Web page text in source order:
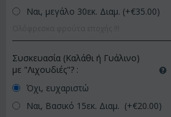
Ναι, μεγάλο 30εκ. Διαμ. (+€35.00)
Συσκευασία (Καλάθι ή Γυάλινο)
με "Λιχουδιές"? :
Όχι, ευχαριστώ
Ναι, Βασικό 15εκ. Διαμ. (+€20.00)